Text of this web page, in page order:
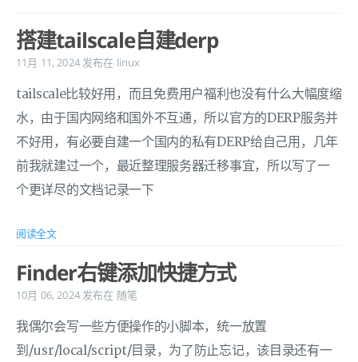
搭建tailscale自建derp
11月 11, 2024 发布在 linux
tailscale比较好用，而且免费用户福利也没有什么大幅度缩
水，由于国内网络和国外不互通，所以官方的DERP服务并
不好用，有必要自建一个国内的私有DERP给自己用，几年
前我就建过一个，最近整理服务器迁移事宜，所以写了一
个更详尽的文档记录一下
阅读全文
Finder右键添加快捷方式
10月 06, 2024 发布在 随笔
我偶尔会写一些方便操作的小脚本，统一放置
到/usr/local/script/目录，为了防止忘记，该目录还有一